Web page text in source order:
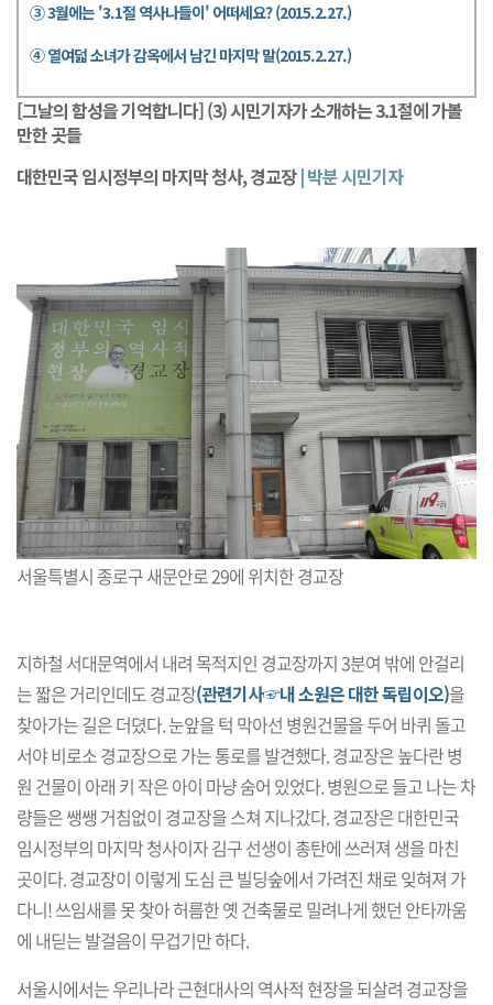
③ 3월에는 '3.1절 역사나들이' 어떠세요? (2015.2.27.)
④ 열여덟 소녀가 감옥에서 남긴 마지막 말(2015.2.27.)
[그날의 함성을 기억합니다] (3) 시민기자가 소개하는 3.1절에 가볼
만한 곳들
대한민국 임시정부의 마지막 청사, 경교장| 박분 시민기자
서울특별시 종로구 새문안로 29에 위치한 경교장
지하철 서대문역에서 내려 목적지인 경교장까지 3분여 밖에 안걸리
는 짧은 거리인데도 경교장(관련기사☞내 소원은 대한 독립이오)을
찾아가는 길은 더뎠다. 눈앞을 턱 막아선 병원건물을 두어 바퀴 돌고
서야 비로소 경교장으로 가는 통로를 발견했다. 경교장은 높다란 병
원 건물이 아래 키 작은 아이 마냥 숨어 있었다. 병원으로 들고 나는 차
량들은 쌩쌩 거침없이 경교장을 스쳐 지나갔다. 경교장은 대한민국
임시정부의 마지막 청사이자 김구 선생이 총탄에 쓰러져 생을 마친
곳이다. 경교장이 이렇게 도심 큰 빌딩숲에서 가려진 채로 잊혀져 가
다니! 쓰임새를 못 찾아 허름한 옛 건축물로 밀려나게 했던 안타까움
에 내딛는 발걸음이 무겁기만 하다.
서울시에서는 우리나라 근현대사의 역사적 현장을 되살려 경교장을